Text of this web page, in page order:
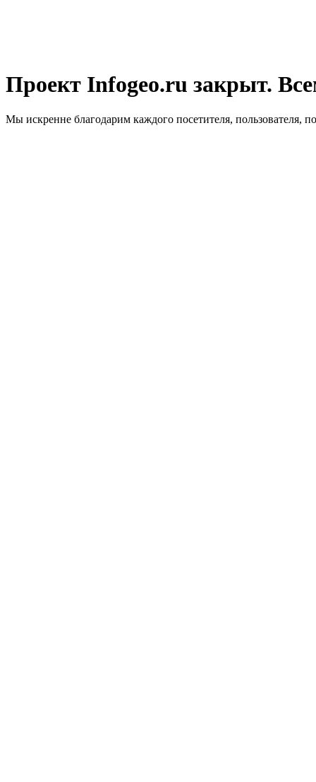
Проект Infogeo.ru закрыт.
Мы искренне благодарим каждого посетителя, пользователя,